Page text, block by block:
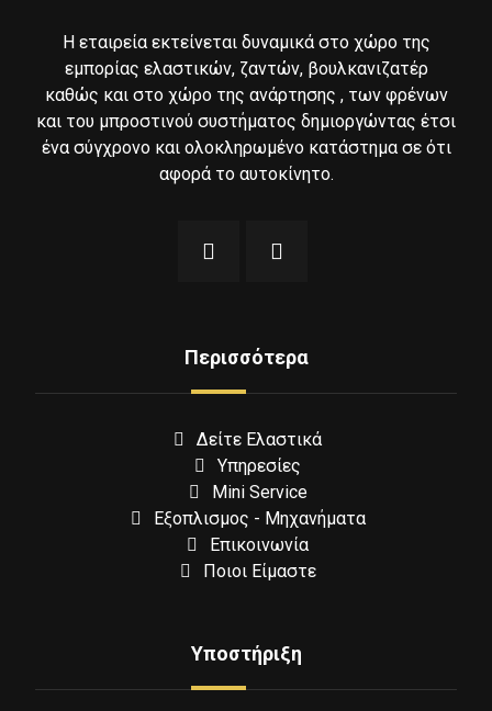
Η εταιρεία εκτείνεται δυναμικά στο χώρο της
εμπορίας ελαστικών, ζαντών, βουλκανιζατέρ
καθώς και στο χώρο της ανάρτησης , των φρένων
και του μπροστινού συστήματος δημιοργώντας έτσι
ένα σύγχρονο και ολοκληρωμένο κατάστημα σε ότι
αφορά το αυτοκίνητο.
Περισσότερα
Δείτε Ελαστικά
Υπηρεσίες
Mini Service
Εξοπλισμος - Μηχανήματα
Επικοινωνία
Ποιοι Είμαστε
Υποστήριξη